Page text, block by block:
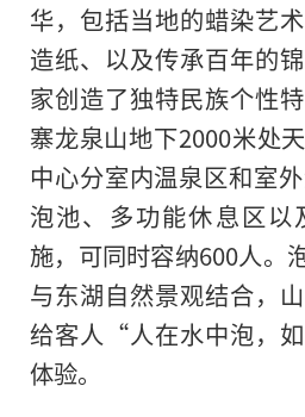
华，包括当地的蜡染艺
造纸、以及传承百年的
家创造了独特民族个性
寨龙泉山地下2000米处
中心分室内温泉区和室
泡池、多功能休息区以
施，可同时容纳600人。
与东湖自然景观结合，
给客人“人在水中泡，
体验。